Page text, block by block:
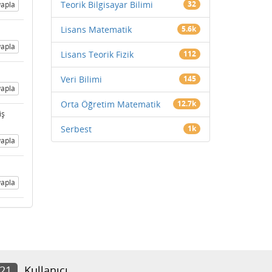
Teorik Bilgisayar Bilimi 32
Lisans Matematik 5.6k
Lisans Teorik Fizik 112
Veri Bilimi 145
Orta Öğretim Matematik 12.7k
Serbest 1k